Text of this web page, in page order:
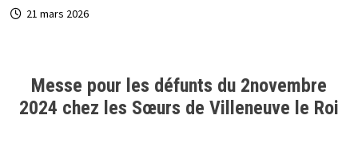
21 mars 2026
Messe pour les défunts du 2novembre
2024 chez les Sœurs de Villeneuve le Roi